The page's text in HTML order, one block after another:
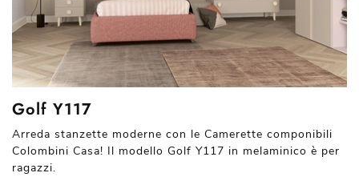
Golf Y117
Arreda stanzette moderne con le Camerette componibili
Colombini Casa! Il modello Golf Y117 in melaminico è per
ragazzi.